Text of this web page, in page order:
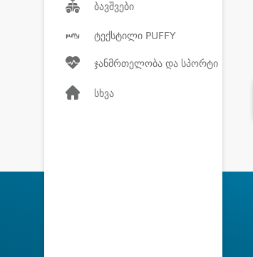
ბავშვები
ტექსტილი PUFFY
ჯანმრთელობა და სპორტი
სხვა